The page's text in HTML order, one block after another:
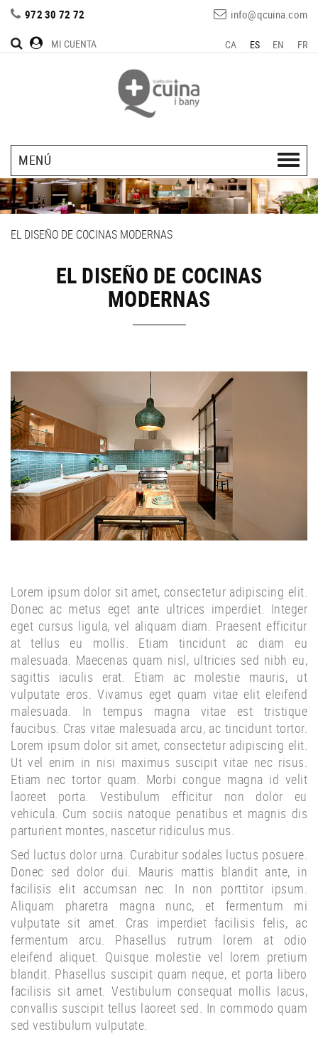
972 30 72 72 info@qcuina.com
CA ES EN FR
MI CUENTA
MENÚ
EL DISEÑO DE COCINAS MODERNAS
EL DISEÑO DE COCINAS
MODERNAS
Lorem ipsum dolor sit amet, consectetur adipiscing elit.
Donec ac metus eget ante ultrices imperdiet. Integer
eget cursus ligula, vel aliquam diam. Praesent efficitur
at tellus eu mollis. Etiam tincidunt ac diam eu
malesuada. Maecenas quam nisl, ultricies sed nibh eu,
sagittis iaculis erat. Etiam ac molestie mauris, ut
vulputate eros. Vivamus eget quam vitae elit eleifend
malesuada. In tempus magna vitae est tristique
faucibus. Cras vitae malesuada arcu, ac tincidunt tortor.
Lorem ipsum dolor sit amet, consectetur adipiscing elit.
Ut vel enim in nisi maximus suscipit vitae nec risus.
Etiam nec tortor quam. Morbi congue magna id velit
laoreet porta. Vestibulum efficitur non dolor eu
vehicula. Cum sociis natoque penatibus et magnis dis
parturient montes, nascetur ridiculus mus.
Sed luctus dolor urna. Curabitur sodales luctus posuere.
Donec sed dolor dui. Mauris mattis blandit ante, in
facilisis elit accumsan nec. In non porttitor ipsum.
Aliquam pharetra magna nunc, et fermentum mi
vulputate sit amet. Cras imperdiet facilisis felis, ac
fermentum arcu. Phasellus rutrum lorem at odio
eleifend aliquet. Quisque molestie vel lorem pretium
blandit. Phasellus suscipit quam neque, et porta libero
facilisis sit amet. Vestibulum consequat mollis lacus,
convallis suscipit tellus laoreet sed. In commodo quam
sed vestibulum vulputate.